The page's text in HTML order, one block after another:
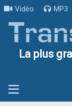
Vidéo MP3
La plus